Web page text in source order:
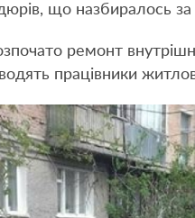
що назбиралось
ремонт
працівники